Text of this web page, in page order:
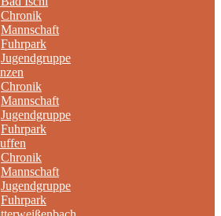
Chronik
Mannschaft
Fuhrpark
Jugendgruppe
Chronik
Mannschaft
Jugendgruppe
Fuhrpark
Chronik
Mannschaft
Jugendgruppe
Fuhrpark